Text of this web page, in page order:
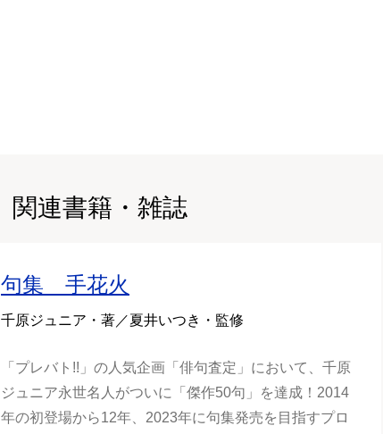
関連書籍・雑誌
句集 手花火
千原ジュニア・著／夏井いつき・監修
「プレバト!!」の人気企画「俳句査定」において、千原
ジュニア永世名人がついに「傑作50句」を達成！2014
年の初登場から12年、2023年に句集発売を目指すプロ